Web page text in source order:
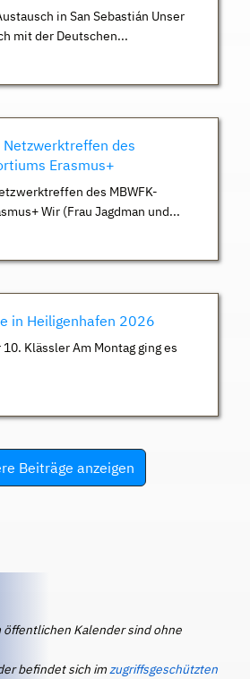
in San Sebastián Unser
mit der Deutschen...
des
Erasmus+
des MBWFK-
Wir (Frau Jagdman und...
in Heiligenhafen 2026
Klässler Am Montag ging es
Beiträge anzeigen
Kalender sind ohne
befindet sich imzugriffsgeschützten